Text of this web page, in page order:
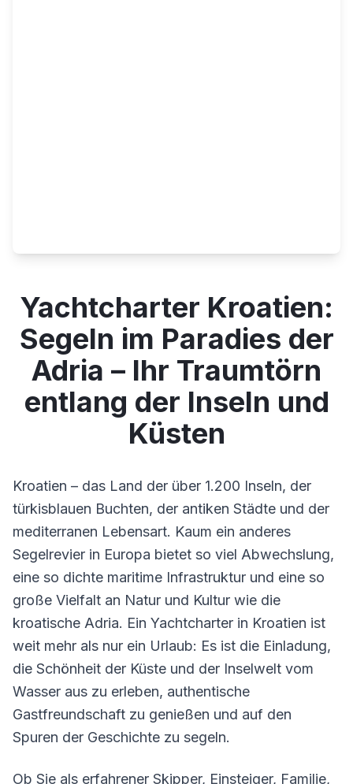
Yachtcharter Kroatien:
Segeln im Paradies der
Adria – Ihr Traumtörn
entlang der Inseln und
Küsten
Kroatien – das Land der über 1.200 Inseln, der
türkisblauen Buchten, der antiken Städte und der
mediterranen Lebensart. Kaum ein anderes
Segelrevier in Europa bietet so viel Abwechslung,
eine so dichte maritime Infrastruktur und eine so
große Vielfalt an Natur und Kultur wie die
kroatische Adria. Ein Yachtcharter in Kroatien ist
weit mehr als nur ein Urlaub: Es ist die Einladung,
die Schönheit der Küste und der Inselwelt vom
Wasser aus zu erleben, authentische
Gastfreundschaft zu genießen und auf den
Spuren der Geschichte zu segeln.
Ob Sie als erfahrener Skipper, Einsteiger, Familie,